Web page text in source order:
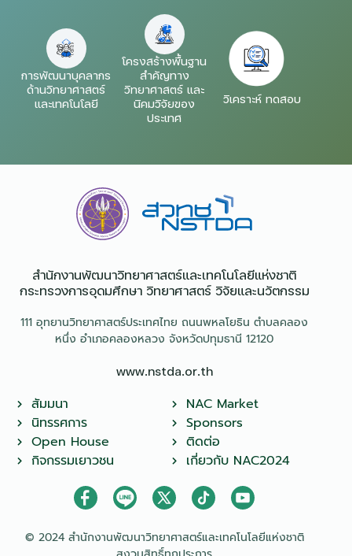
การพัฒนาบุคลากร
ด้านวิทยาศาสตร์
และเทคโนโลยี
โครงสร้างพื้นฐาน
สำคัญทาง
วิทยาศาสตร์ และ
นิคมวิจัยของ
ประเทศ
วิเคราะห์ ทดสอบ
สำนักงานพัฒนาวิทยาศาสตร์และเทคโนโลยีแห่งชาติ​
กระทรวงการอุดมศึกษา วิทยาศาสตร์ วิจัยและนวัตกรรม
111 อุทยานวิทยาศาสตร์ประเทศไทย ถนนพหลโยธิน ตำบลคลอง
หนึ่ง อำเภอคลองหลวง จังหวัดปทุมธานี 12120
www.nstda.or.th
สัมมนา
นิทรรศการ
Open House
กิจกรรมเยาวชน
NAC Market
Sponsors
ติดต่อ
เกี่ยวกับ NAC2024
© 2024 สำนักงานพัฒนาวิทยาศาสตร์และเทคโนโลยีแห่งชาติ